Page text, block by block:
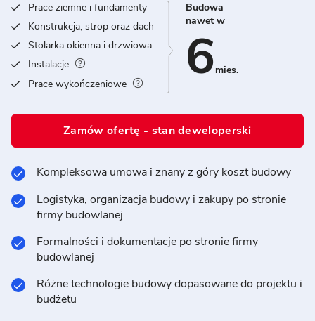
Prace ziemne i fundamenty
Konstrukcja, strop oraz dach
Stolarka okienna i drzwiowa
Instalacje
Prace wykończeniowe
Budowa
nawet w
6 mies.
Zamów ofertę - stan deweloperski
Kompleksowa umowa i znany z góry koszt budowy
Logistyka, organizacja budowy i zakupy po stronie
firmy budowlanej
Formalności i dokumentacje po stronie firmy
budowlanej
Różne technologie budowy dopasowane do projektu i
budżetu